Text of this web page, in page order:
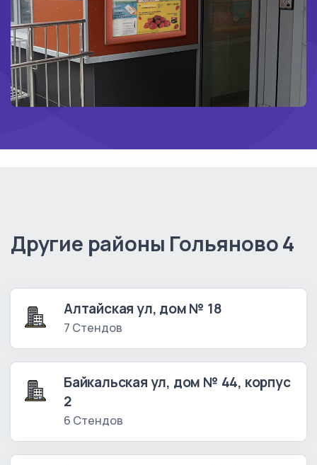
Другие районы Гольяново 4
Алтайская ул, дом № 18
7 Стендов
Байкальская ул, дом № 44, корпус
2
6 Стендов